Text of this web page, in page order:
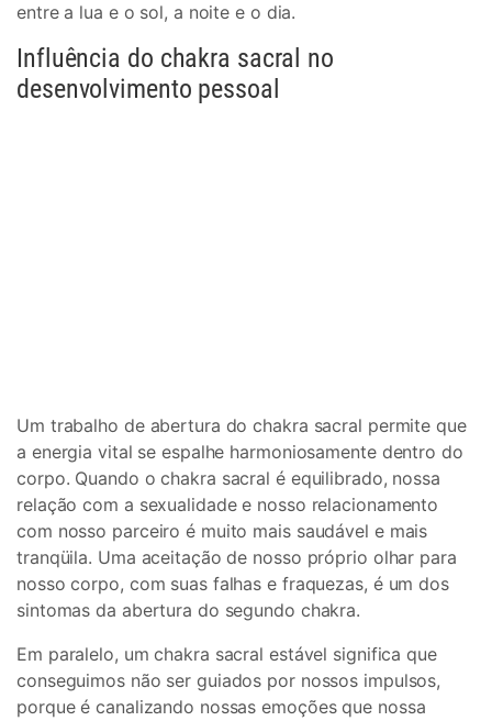
entre a lua e o sol, a noite e o dia.
Influência do chakra sacral no
desenvolvimento pessoal
Um trabalho de abertura do chakra sacral permite que
a energia vital se espalhe harmoniosamente dentro do
corpo. Quando o chakra sacral é equilibrado, nossa
relação com a sexualidade e nosso relacionamento
com nosso parceiro é muito mais saudável e mais
tranqüila. Uma aceitação de nosso próprio olhar para
nosso corpo, com suas falhas e fraquezas, é um dos
sintomas da abertura do segundo chakra.
Em paralelo, um chakra sacral estável significa que
conseguimos não ser guiados por nossos impulsos,
porque é canalizando nossas emoções que nossa